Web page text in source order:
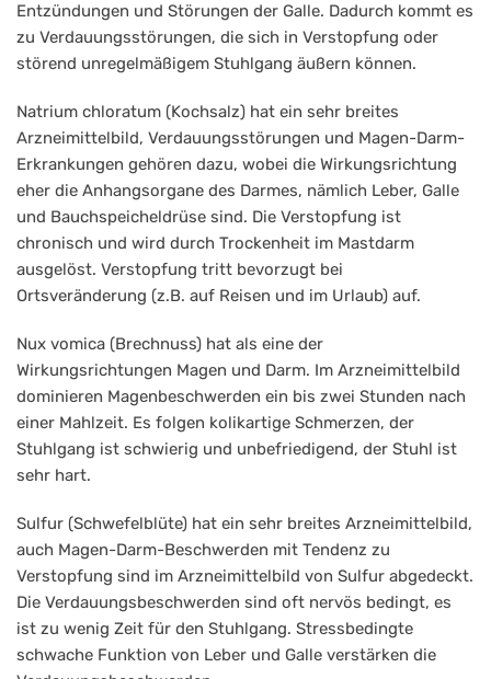
Entzündungen und Störungen der Galle. Dadurch kommt es
zu Verdauungsstörungen, die sich in Verstopfung oder
störend unregelmäßigem Stuhlgang äußern können.
Natrium chloratum (Kochsalz) hat ein sehr breites
Arzneimittelbild, Verdauungsstörungen und Magen-Darm-
Erkrankungen gehören dazu, wobei die Wirkungsrichtung
eher die Anhangsorgane des Darmes, nämlich Leber, Galle
und Bauchspeicheldrüse sind. Die Verstopfung ist
chronisch und wird durch Trockenheit im Mastdarm
ausgelöst. Verstopfung tritt bevorzugt bei
Ortsveränderung (z.B. auf Reisen und im Urlaub) auf.
Nux vomica (Brechnuss) hat als eine der
Wirkungsrichtungen Magen und Darm. Im Arzneimittelbild
dominieren Magenbeschwerden ein bis zwei Stunden nach
einer Mahlzeit. Es folgen kolikartige Schmerzen, der
Stuhlgang ist schwierig und unbefriedigend, der Stuhl ist
sehr hart.
Sulfur (Schwefelblüte) hat ein sehr breites Arzneimittelbild,
auch Magen-Darm-Beschwerden mit Tendenz zu
Verstopfung sind im Arzneimittelbild von Sulfur abgedeckt.
Die Verdauungsbeschwerden sind oft nervös bedingt, es
ist zu wenig Zeit für den Stuhlgang. Stressbedingte
schwache Funktion von Leber und Galle verstärken die